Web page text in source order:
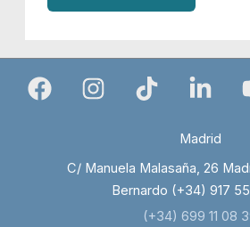
Madrid
C/ Manuela Malasaña, 26
Bernardo (+34) 917
(+34) 699 11 08